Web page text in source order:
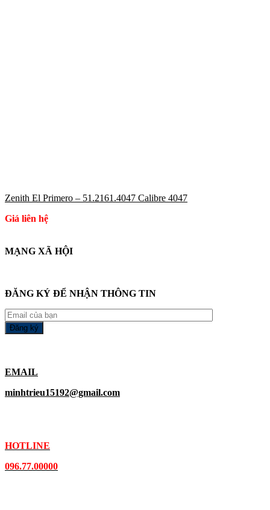
Zenith El Primero – 51.2161.4047 Calibre 4047
Giá liên hệ
MẠNG XÃ HỘI
ĐĂNG KÝ ĐỂ NHẬN THÔNG TIN
EMAIL
minhtrieu15192@gmail.com
HOTLINE
096.77.00000